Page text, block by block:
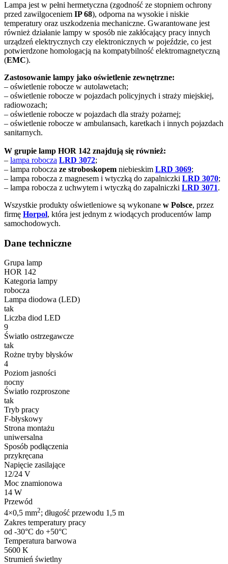
Lampa jest w pełni hermetyczna (zgodność ze stopniem ochrony
przed zawilgoceniem IP 68), odporna na wysokie i niskie
temperatury oraz uszkodzenia mechaniczne. Gwarantowane jest
również działanie lampy w sposób nie zakłócający pracy innych
urządzeń elektrycznych czy elektronicznych w pojeździe, co jest
potwierdzone homologacją na kompatybilność elektromagnetyczną
(EMC).
Zastosowanie lampy jako oświetlenie zewnętrzne:
– oświetlenie robocze w autolawetach;
– oświetlenie robocze w pojazdach policyjnych i straży miejskiej,
radiowozach;
– oświetlenie robocze w pojazdach dla straży pożarnej;
– oświetlenie robocze w ambulansach, karetkach i innych pojazdach
sanitarnych.
W grupie lamp HOR 142 znajdują się również:
– lampa robocza LRD 3072;
– lampa robocza ze stroboskopem niebieskim LRD 3069;
– lampa robocza z magnesem i wtyczką do zapalniczki LRD 3070;
– lampa robocza z uchwytem i wtyczką do zapalniczki LRD 3071.
Wszystkie produkty oświetleniowe są wykonane w Polsce, przez
firmę Horpol, która jest jednym z wiodących producentów lamp
samochodowych.
Dane techniczne
Grupa lamp
HOR 142
Kategoria lampy
robocza
Lampa diodowa (LED)
tak
Liczba diod LED
9
Światło ostrzegawcze
tak
Rożne tryby błysków
4
Poziom jasności
nocny
Światło rozproszone
tak
Tryb pracy
F-błyskowy
Strona montażu
uniwersalna
Sposób podłączenia
przykręcana
Napięcie zasilające
12/24 V
Moc znamionowa
14 W
Przewód
4×0,5 mm2; długość przewodu 1,5 m
Zakres temperatury pracy
od -30°C do +50°C
Temperatura barwowa
5600 K
Strumień świetlny